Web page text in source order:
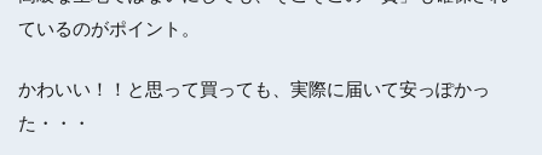
ているのがポイント。
かわいい！！と思って買っても、実際に届いて安っぽかっ
た・・・